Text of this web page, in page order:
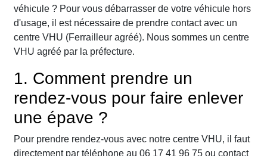
véhicule ? Pour vous débarrasser de votre véhicule hors
d'usage, il est nécessaire de prendre contact avec un
centre VHU (Ferrailleur agréé). Nous sommes un centre
VHU agréé par la préfecture.
1. Comment prendre un
rendez-vous pour faire enlever
une épave ?
Pour prendre rendez-vous avec notre centre VHU, il faut
directement par téléphone au 06 17 41 96 75 ou contact